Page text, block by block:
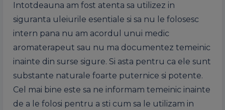
Intotdeauna am fost atenta sa utilizez in
siguranta uleiurile esentiale si sa nu le folosesc
intern pana nu am acordul unui medic
aromaterapeut sau nu ma documentez temeinic
inainte din surse sigure. Si asta pentru ca ele sunt
substante naturale foarte puternice si potente.
Cel mai bine este sa ne informam temeinic inainte
de a le folosi pentru a sti cum sa le utilizam in